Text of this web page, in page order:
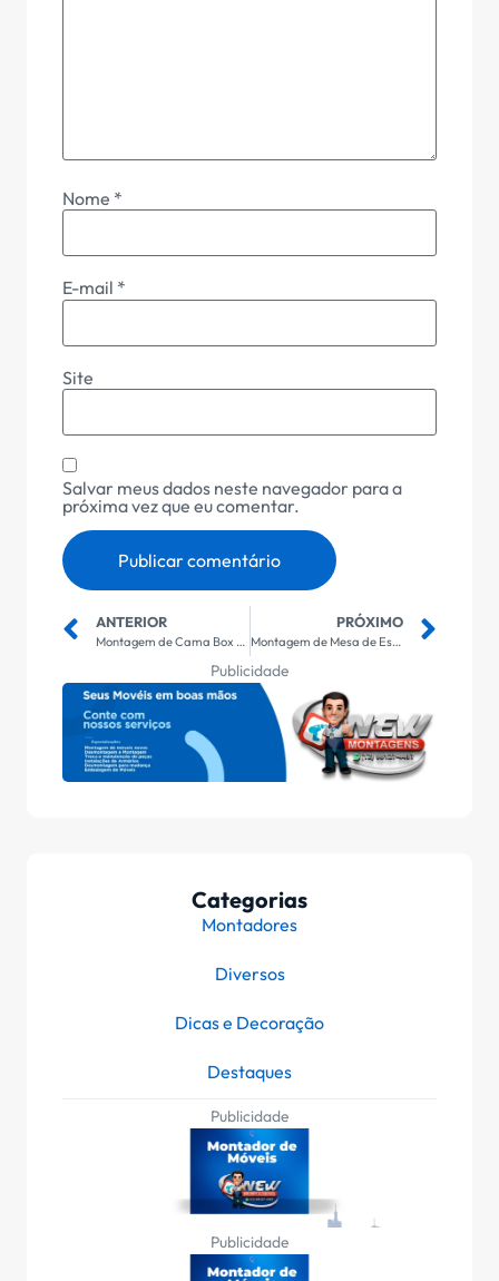
Nome *
E-mail *
Site
Salvar meus dados neste navegador para a
próxima vez que eu comentar.
ANTERIOR
Montagem de Cama Box em Caçapava
PRÓXIMO
Montagem de Mesa de Escritório em Caçapava
Publicidade
Categorias
Montadores
Diversos
Dicas e Decoração
Destaques
Publicidade
Publicidade